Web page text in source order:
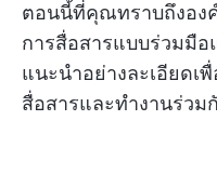
ตอนนี้ที่คุณทราบถึงอง
การสื่อสารแบบร่วมมื
แนะนำอย่างละเอียด
สื่อสารและทำงานร่วม